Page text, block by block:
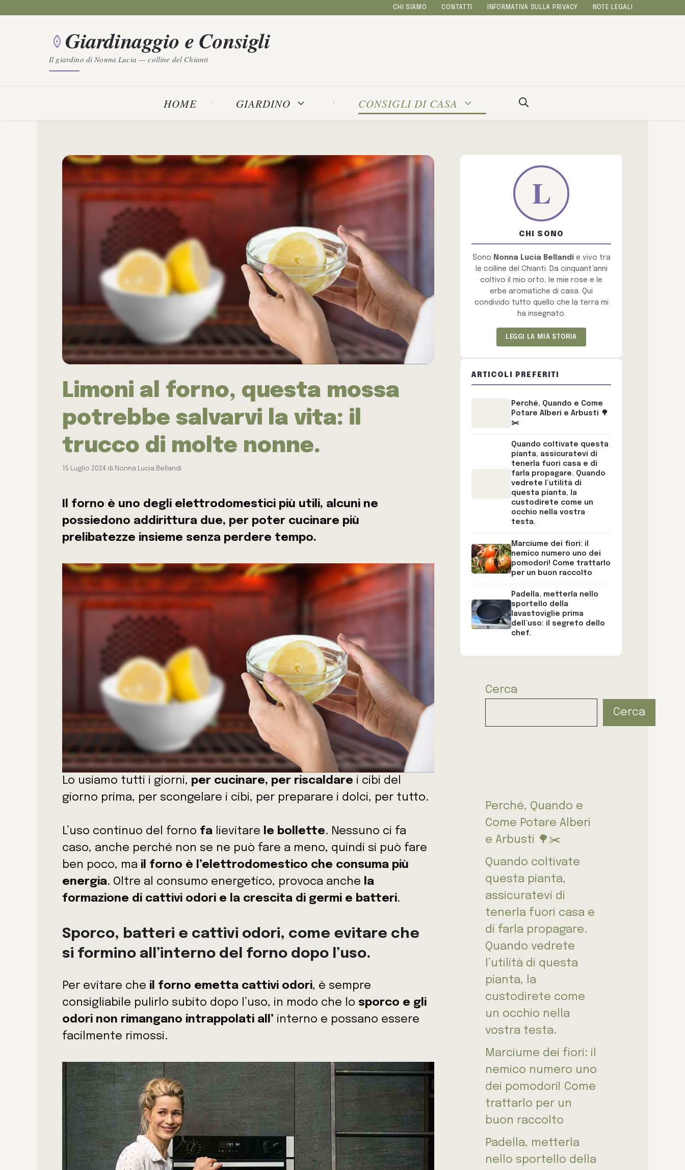
contenuto
CHI SIAMO CONTATTI INFORMATIVA SULLA PRIVACY NOTE LEGALI
Giardinaggio e Consigli
Il giardino di Nonna Lucia — colline del Chianti
HOME GIARDINO CONSIGLI DI CASA
Limoni al forno, questa mossa
potrebbe salvarvi la vita: il
trucco di molte nonne.
15 Luglio 2024 di Nonna Lucia Bellandi
Il forno è uno degli elettrodomestici più utili, alcuni ne
possiedono addirittura due, per poter cucinare più
prelibatezze insieme senza perdere tempo.
Lo usiamo tutti i giorni, per cucinare, per riscaldare i cibi del
giorno prima, per scongelare i cibi, per preparare i dolci, per tutto.
L’uso continuo del forno fa lievitare le bollette. Nessuno ci fa
caso, anche perché non se ne può fare a meno, quindi si può fare
ben poco, ma il forno è l’elettrodomestico che consuma più
energia. Oltre al consumo energetico, provoca anche la
formazione di cattivi odori e la crescita di germi e batteri.
Sporco, batteri e cattivi odori, come evitare che
si formino all’interno del forno dopo l’uso.
Per evitare che il forno emetta cattivi odori, è sempre
consigliabile pulirlo subito dopo l’uso, in modo che lo sporco e gli
odori non rimangano intrappolati all’ interno e possano essere
facilmente rimossi.
CHI SONO
Sono Nonna Lucia Bellandie vivo tra
le colline del Chianti. Da cinquant’anni
coltivo il mio orto, le mie rose e le
erbe aromatiche di casa. Qui
condivido tutto quello che la terra mi
ha insegnato.
LEGGI LA MIA STORIA
ARTICOLI PREFERITI
Perché, Quando e Come
Potare Alberi e Arbusti 🌳
✂️
Quando coltivate questa
pianta, assicuratevi di
tenerla fuori casa e di
farla propagare. Quando
vedrete l’utilità di
questa pianta, la
custodirete come un
occhio nella vostra
testa.
Marciume dei fiori: il
nemico numero uno dei
pomodori! Come trattarlo
per un buon raccolto
Padella, metterla nello
sportello della
lavastoviglie prima
dell’uso: il segreto dello
chef.
Cerca
Cerca
Perché, Quando e
Come Potare Alberi
e Arbusti 🌳✂️
Quando coltivate
questa pianta,
assicuratevi di
tenerla fuori casa e
di farla propagare.
Quando vedrete
l’utilità di questa
pianta, la
custodirete come
un occhio nella
vostra testa.
Marciume dei fiori: il
nemico numero uno
dei pomodori! Come
trattarlo per un
buon raccolto
Padella, metterla
nello sportello della